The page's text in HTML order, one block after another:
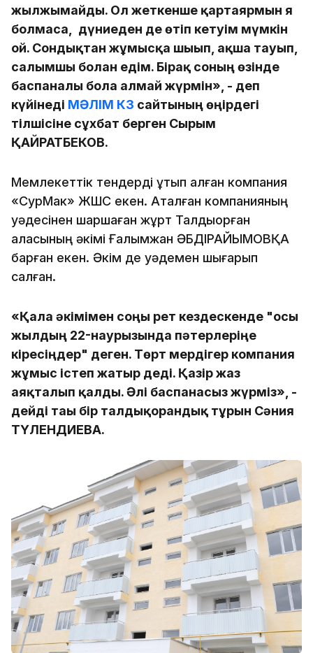
жылжымайды. Ол жеткенше қартаярмын я
болмаса, дүниеден де өтіп кетуім мүмкін
ғой. Сондықтан жұмысқа шығып, ақша тауып,
салымшы болған едім. Бірақ соның өзінде
баспаналы бола алмай жүрмін», - деп
күйінеді МӘЛІМ КЗ сайтының өңірдегі
тілшісіне сұхбат берген Сырым
ҚАЙРАТБЕКОВ.
Мемлекеттік тендерді ұтып алған компания
«СурМак» ЖШС екен. Аталған компанияның
уәдесінен шаршаған жұрт Талдықорған
қаласының әкімі Ғалымжан ӘБДІРАЙЫМОВҚА
барған екен. Әкім де уәдемен шығарып
салған.
«Қала әкімімен соңғы рет кездескенде "осы
жылдың 22-наурызында пәтерлеріңе
кіресіңдер" деген. Төрт мердігер компания
жұмыс істеп жатыр деді. Қазір жаз
аяқталып қалды. Әлі баспанасыз жүрміз», -
дейді тағы бір талдықорғандық тұрғын Сәния
ТҮЛЕНДИЕВА.